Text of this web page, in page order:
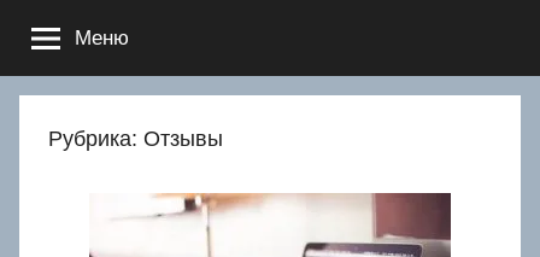
содержимому
Меню
Рубрика: Отзывы